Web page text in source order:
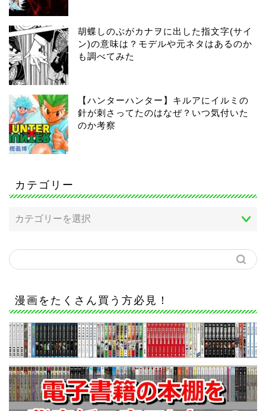
胡蝶しのぶがカナヲに出した指文字(サイ
ン)の意味は？モデルや元ネタはあるのか
も調べてみた
【ハンターハンター】キルアにイルミの
針が刺さってたのはなぜ？いつ気付いた
のか考察
カテゴリー
漫画をたくさん買う方必見！